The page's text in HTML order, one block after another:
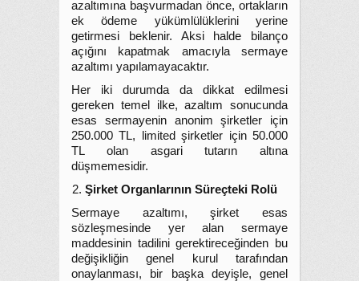
azaltımına başvurmadan önce, ortakların
ek ödeme yükümlülüklerini yerine
getirmesi beklenir. Aksi halde bilanço
açığını kapatmak amacıyla sermaye
azaltımı yapılamayacaktır.
Her iki durumda da dikkat edilmesi
gereken temel ilke, azaltım sonucunda
esas sermayenin anonim şirketler için
250.000 TL, limited şirketler için 50.000
TL olan asgari tutarın altına
düşmemesidir.
Şirket Organlarının Süreçteki Rolü
Sermaye azaltımı, şirket esas
sözleşmesinde yer alan sermaye
maddesinin tadilini gerektireceğinden bu
değişikliğin genel kurul tarafından
onaylanması, bir başka deyişle, genel